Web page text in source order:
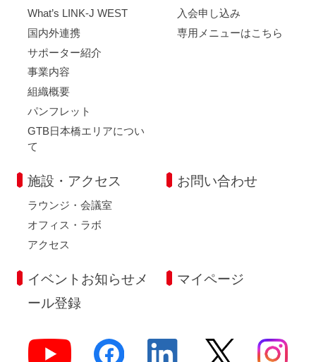
What’s LINK-J WEST
国内外連携
サポーター紹介
事業内容
組織概要
パンフレット
GTB日本橋エリアについ
て
入会申し込み
専用メニューはこちら
施設・アクセス
ラウンジ・会議室
オフィス・ラボ
アクセス
お問い合わせ
イベントお知らせメ
ール登録
マイページ